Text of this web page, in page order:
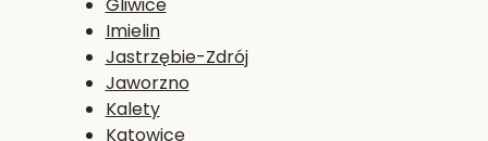
Imielin
Jastrzębie-Zdrój
Jaworzno
Kalety
Katowice